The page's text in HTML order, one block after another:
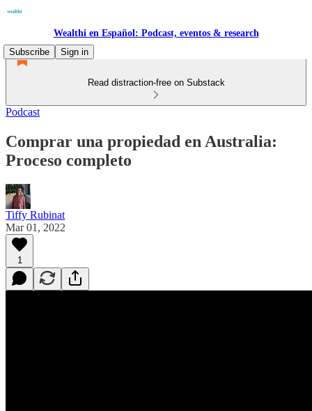
Wealthi en Español: Podcast, eventos & research
Subscribe
Sign in
Read distraction-free on Substack
Podcast
Comprar una propiedad en Australia:
Proceso completo
Tiffy Rubinat
Mar 01, 2022
1